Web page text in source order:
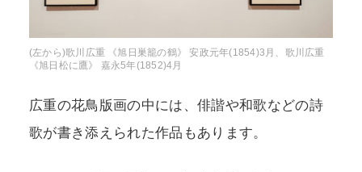
(左から)歌川広重 《旭日巣籠の鶴》 安政元年(1854)3月、歌川広重
《旭日松に鷹》 嘉永5年(1852)4月
広重の花鳥版画の中には、俳諧や和歌などの詩
歌が書き添えられた作品もあります。